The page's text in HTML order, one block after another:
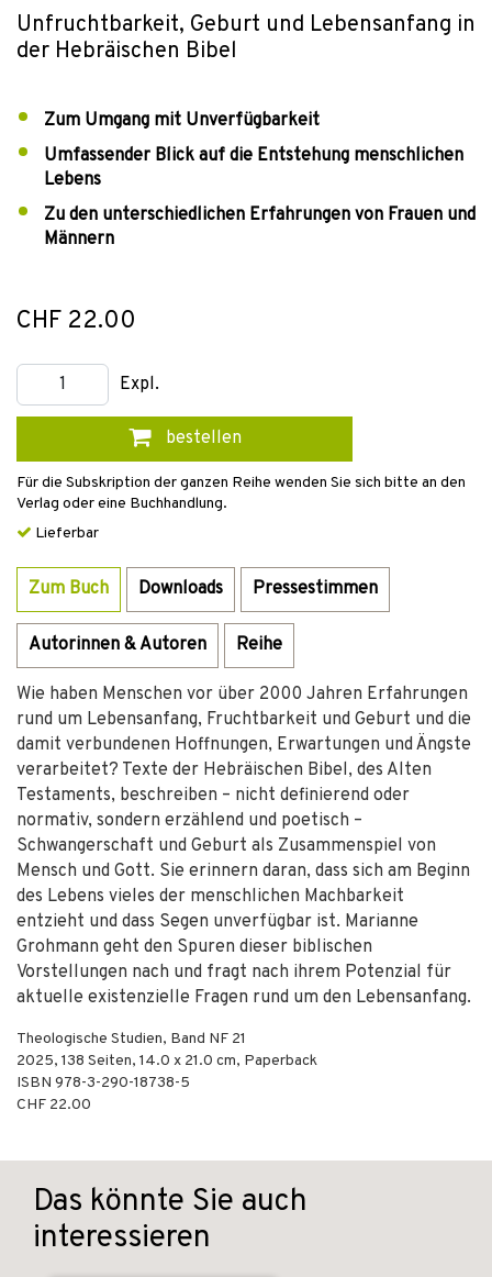
Unfruchtbarkeit, Geburt und Lebensanfang in
der Hebräischen Bibel
Zum Umgang mit Unverfügbarkeit
Umfassender Blick auf die Entstehung menschlichen
Lebens
Zu den unterschiedlichen Erfahrungen von Frauen und
Männern
CHF 22.00
Expl.
bestellen
Für die Subskription der ganzen Reihe wenden Sie sich bitte an den
Verlag oder eine Buchhandlung.
Lieferbar
Zum Buch Downloads Pressestimmen
Autorinnen & Autoren Reihe
Wie haben Menschen vor über 2000 Jahren Erfahrungen
rund um Lebensanfang, Fruchtbarkeit und Geburt und die
damit verbundenen Hoffnungen, Erwartungen und Ängste
verarbeitet? Texte der Hebräischen Bibel, des Alten
Testaments, beschreiben – nicht definierend oder
normativ, sondern erzählend und poetisch –
Schwangerschaft und Geburt als Zusammenspiel von
Mensch und Gott. Sie erinnern daran, dass sich am Beginn
des Lebens vieles der menschlichen Machbarkeit
entzieht und dass Segen unverfügbar ist. Marianne
Grohmann geht den Spuren dieser biblischen
Vorstellungen nach und fragt nach ihrem Potenzial für
aktuelle existenzielle Fragen rund um den Lebensanfang.
Theologische Studien, Band NF 21
2025, 138 Seiten, 14.0 x 21.0 cm, Paperback
ISBN 978-3-290-18738-5
CHF 22.00
Das könnte Sie auch
interessieren